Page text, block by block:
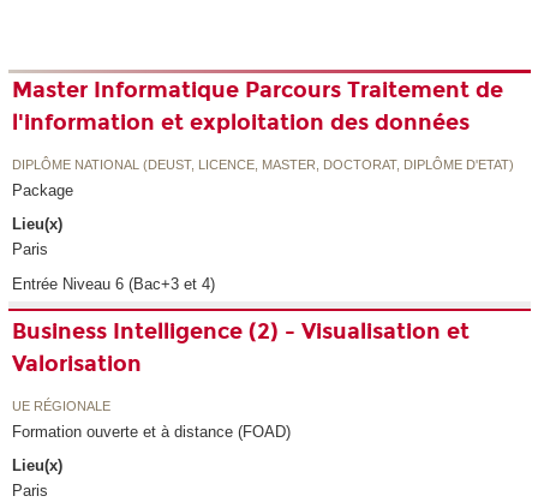
Master Informatique Parcours Traitement de
l'information et exploitation des données
DIPLÔME NATIONAL (DEUST, LICENCE, MASTER, DOCTORAT, DIPLÔME D'ETAT)
Package
Lieu(x)
Paris
Entrée Niveau 6 (Bac+3 et 4)
Business Intelligence (2) - Visualisation et
Valorisation
UE RÉGIONALE
Formation ouverte et à distance (FOAD)
Lieu(x)
Paris